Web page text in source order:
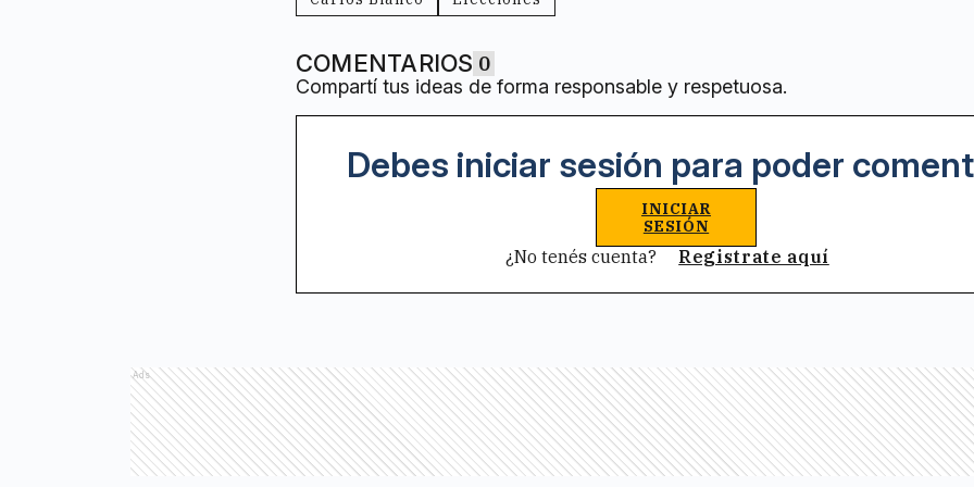
COMENTARIOS 0
Compartí tus ideas de forma responsable y respetuosa.
Debes iniciar sesión para poder
INICIAR
SESIÓN
¿No tenés cuenta? Registrate aquí
Ads